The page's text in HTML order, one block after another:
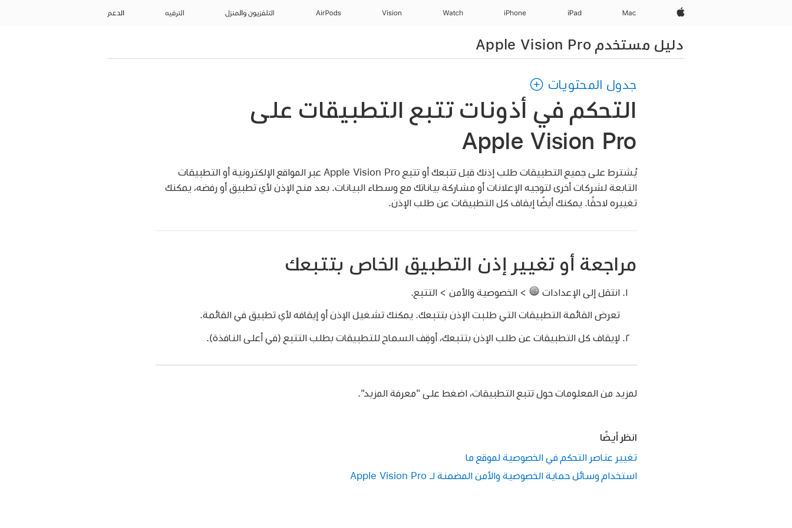
Apple‏
Mac
iPad‏
iPhone
Watch
Vision
AirPods التلفزيون والمنزل الترفيه الدعم
دليل مستخدم Apple Vision Pro
جدول المحتويات
التحكم في أذونات تتبع التطبيقات على
Apple Vision Pro
يُشترط على جميع التطبيقات طلب إذنك قبل تتبعك أو تتبع Apple Vision Pro عبر المواقع الإلكترونية أو التطبيقات
التابعة لشركات أخرى لتوجيه الإعلانات أو مشاركة بياناتك مع وسطاء البيانات. بعد منح الإذن لأي تطبيق أو رفضه، يمكنك
تغييره لاحقًا. يمكنك أيضًا إيقاف كل التطبيقات عن طلب الإذن.
مراجعة أو تغيير إذن التطبيق الخاص بتتبعك
انتقل إلى الإعدادات > الخصوصية والأمن > التتبع.
تعرض القائمة التطبيقات التي طلبت الإذن بتتبعك. يمكنك تشغيل الإذن أو إيقافه لأي تطبيق في القائمة.
لإيقاف كل التطبيقات عن طلب الإذن بتتبعك، أوقِف السماح للتطبيقات بطلب التتبع (في أعلى النافذة).
لمزيد من المعلومات حول تتبع التطبيقات، اضغط على "معرفة المزيد".
انظر أيضًا
تغيير عناصر التحكم في الخصوصية لموقع ما
استخدام وسائل حماية الخصوصية والأمن المضمنة لـ Apple Vision Pro